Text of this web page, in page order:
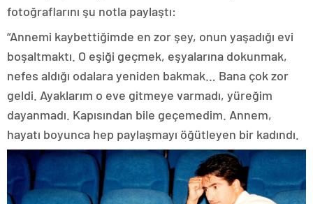
fotoğraflarını şu notla paylaştı:
“Annemi kaybettiğimde en zor şey, onun yaşadığı evi
boşaltmaktı. O eşiği geçmek, eşyalarına dokunmak,
nefes aldığı odalara yeniden bakmak… Bana çok zor
geldi. Ayaklarım o eve gitmeye varmadı, yüreğim
dayanmadı. Kapısından bile geçemedim. Annem,
hayatı boyunca hep paylaşmayı öğütleyen bir kadındı.